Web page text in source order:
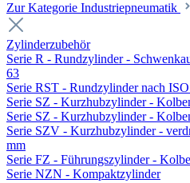
Zur Kategorie Industriepneumatik
Zylinderzubehör
Serie R - Rundzylinder -
63
Serie RST - Rundzylinder nach
Serie SZ - Kurzhubzylinder -
Serie SZ - Kurzhubzylinder -
Serie SZV - Kurzhubzylinder -
mm
Serie FZ - Führungszylinder -
Serie NZN - Kompaktzylinder